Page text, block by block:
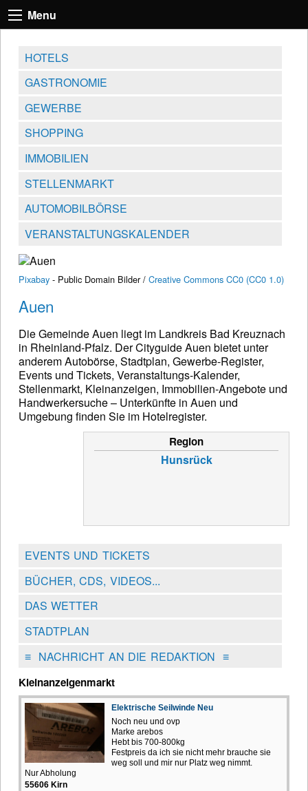
Menu
HOTELS
GASTRONOMIE
GEWERBE
SHOPPING
IMMOBILIEN
STELLENMARKT
AUTOMOBILBÖRSE
VERANSTALTUNGSKALENDER
Pixabay - Public Domain Bilder / Creative Commons CC0 (CC0 1.0)
Auen
Die Gemeinde Auen liegt im Landkreis Bad Kreuznach
in Rheinland-Pfalz. Der Cityguide Auen bietet unter
anderem Autobörse, Stadtplan, Gewerbe-Register,
Events und Tickets, Veranstaltungs-Kalender,
Stellenmarkt, Kleinanzeigen, Immobilien-Angebote und
Handwerkersuche – Unterkünfte in Auen und
Umgebung finden Sie im Hotelregister.
Region
Hunsrück
EVENTS UND TICKETS
BÜCHER, CDS, VIDEOS...
DAS WETTER
STADTPLAN
≡NACHRICHT AN DIE REDAKTION ≡
Kleinanzeigenmarkt
Elektrische Seilwinde Neu
Noch neu und ovp
Marke arebos
Hebt bis 700-800kg
Festpreis da ich sie nicht mehr brauche sie
weg soll und mir nur Platz weg nimmt.
Nur Abholung
55606 Kirn